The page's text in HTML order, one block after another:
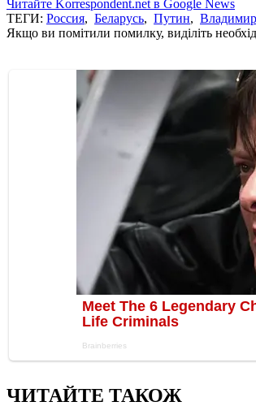
Читайте Korrespondent.net в Google News
ТЕГИ: Россия, Беларусь, Путин,
Якщо ви помітили помилку, виділіть
ЧИТАЙТЕ ТАКОЖ